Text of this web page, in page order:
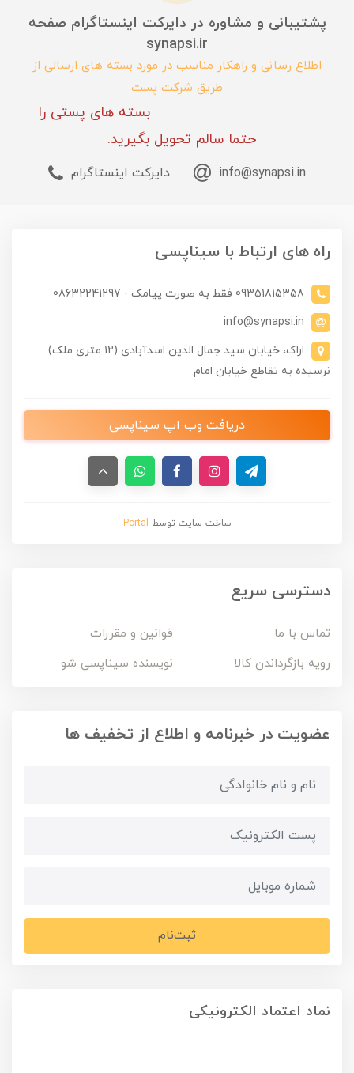
پشتیبانی و مشاوره در دایرکت اینستاگرام صفحه
synapsi.ir
اطلاع رسانی و راهکار مناسب در مورد بسته های ارسالی از
طریق شرکت پست
بسته های پستی را
حتما سالم تحویل بگیرید.
info@synapsi.in دایرکت اینستاگرام
راه های ارتباط با سیناپسی
09351815358 فقط به صورت پیامک - 08632241297
info@synapsi.in
اراک، خیابان سید جمال الدین اسدآبادی (12 متری ملک)
نرسیده به تقاطع خیابان امام
دریافت وب اپ سیناپسی
ساخت سایت توسط Portal
دسترسی سریع
تماس با ما
قوانین و مقررات
رویه بازگرداندن کالا
نویسنده سیناپسی شو
عضویت در خبرنامه و اطلاع از تخفیف ها
ثبت‌نام
نماد اعتماد الکترونیکی